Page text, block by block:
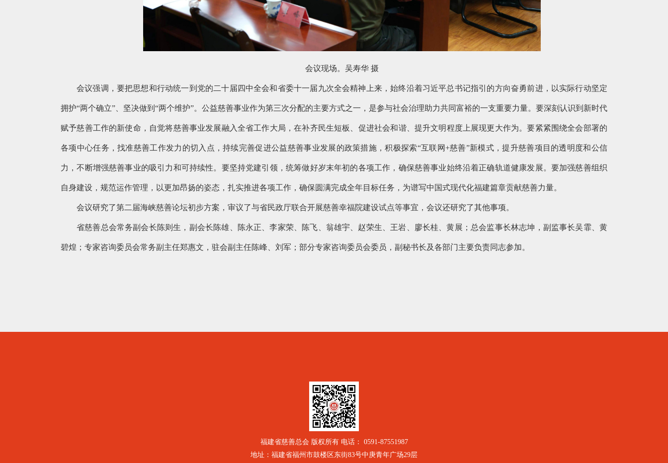
会议现场。吴寿华 摄
会议强调，要把思想和行动统一到党的二十届四中全会和省委十一届九次全会精神上来，始终沿着习近平总书记指引的方向奋勇前进，以实际行动坚定
拥护“两个确立”、坚决做到“两个维护”。公益慈善事业作为第三次分配的主要方式之一，是参与社会治理助力共同富裕的一支重要力量。要深刻认识到新时代
赋予慈善工作的新使命，自觉将慈善事业发展融入全省工作大局，在补齐民生短板、促进社会和谐、提升文明程度上展现更大作为。要紧紧围绕全会部署的
各项中心任务，找准慈善工作发力的切入点，持续完善促进公益慈善事业发展的政策措施，积极探索“互联网+慈善”新模式，提升慈善项目的透明度和公信
力，不断增强慈善事业的吸引力和可持续性。要坚持党建引领，统筹做好岁末年初的各项工作，确保慈善事业始终沿着正确轨道健康发展。要加强慈善组织
自身建设，规范运作管理，以更加昂扬的姿态，扎实推进各项工作，确保圆满完成全年目标任务，为谱写中国式现代化福建篇章贡献慈善力量。
会议研究了第二届海峡慈善论坛初步方案，审议了与省民政厅联合开展慈善幸福院建设试点等事宜，会议还研究了其他事项。
省慈善总会常务副会长陈则生，副会长陈雄、陈永正、李家荣、陈飞、翁雄宇、赵荣生、王岩、廖长桂、黄展；总会监事长林志坤，副监事长吴霏、黄
碧煌；专家咨询委员会常务副主任郑惠文，驻会副主任陈峰、刘军；部分专家咨询委员会委员，副秘书长及各部门主要负责同志参加。
福建省慈善总会 版权所有 电话： 0591-87551987
地址：福建省福州市鼓楼区东街83号中庚青年广场29层